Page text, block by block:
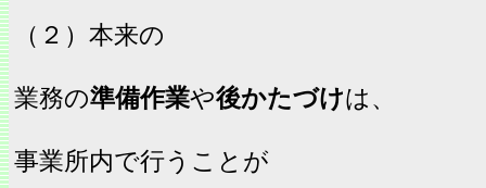
（２）本来の
業務の準備作業や後かたづけは、
事業所内で行うことが